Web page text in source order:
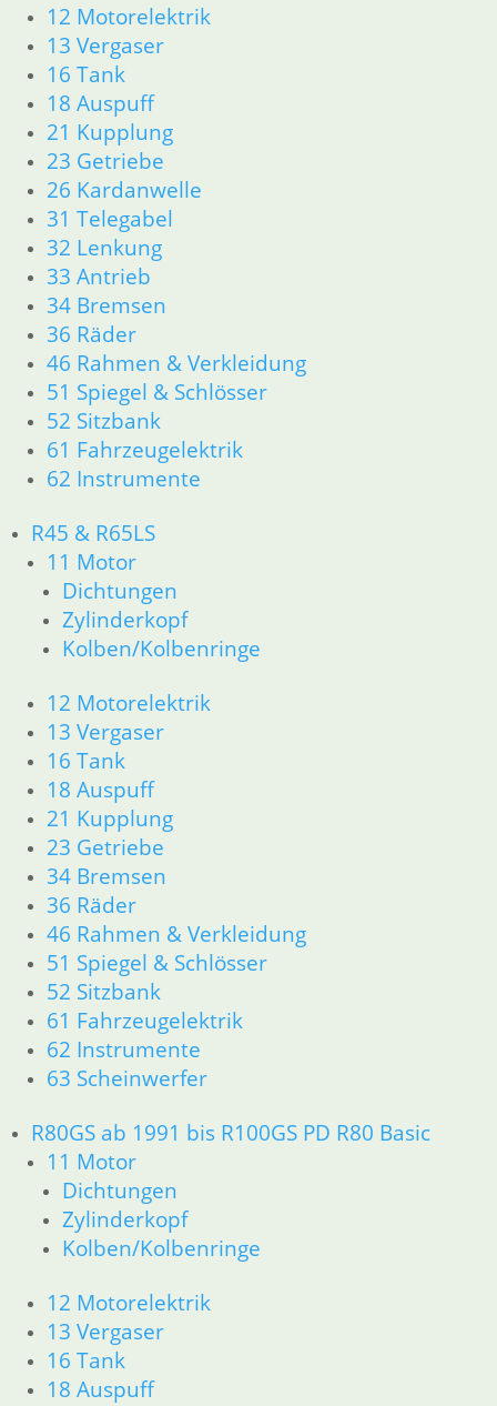
12 Motorelektrik
13 Vergaser
16 Tank
18 Auspuff
21 Kupplung
23 Getriebe
26 Kardanwelle
31 Telegabel
32 Lenkung
33 Antrieb
34 Bremsen
36 Räder
46 Rahmen & Verkleidung
51 Spiegel & Schlösser
52 Sitzbank
61 Fahrzeugelektrik
62 Instrumente
R45 & R65LS
11 Motor
Dichtungen
Zylinderkopf
Kolben/Kolbenringe
12 Motorelektrik
13 Vergaser
16 Tank
18 Auspuff
21 Kupplung
23 Getriebe
34 Bremsen
36 Räder
46 Rahmen & Verkleidung
51 Spiegel & Schlösser
52 Sitzbank
61 Fahrzeugelektrik
62 Instrumente
63 Scheinwerfer
R80GS ab 1991 bis R100GS PD R80 Basic
11 Motor
Dichtungen
Zylinderkopf
Kolben/Kolbenringe
12 Motorelektrik
13 Vergaser
16 Tank
18 Auspuff